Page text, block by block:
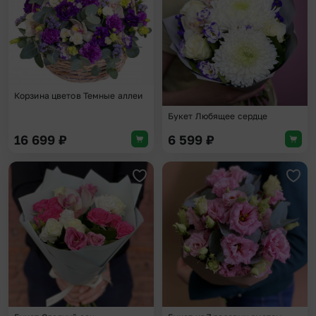
Корзина цветов Темные аллеи
16 699 ₽
Букет Любящее сердце
6 599 ₽
Добавить в избранное